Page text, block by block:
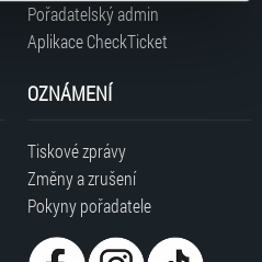
níže. Možnosti
příslušné varianty. Svoji
Pořadatelský admin
Aplikace CheckTicket
OZNÁMENÍ
Tiskové zprávy
Změny a zrušení
Pokyny pořadatele